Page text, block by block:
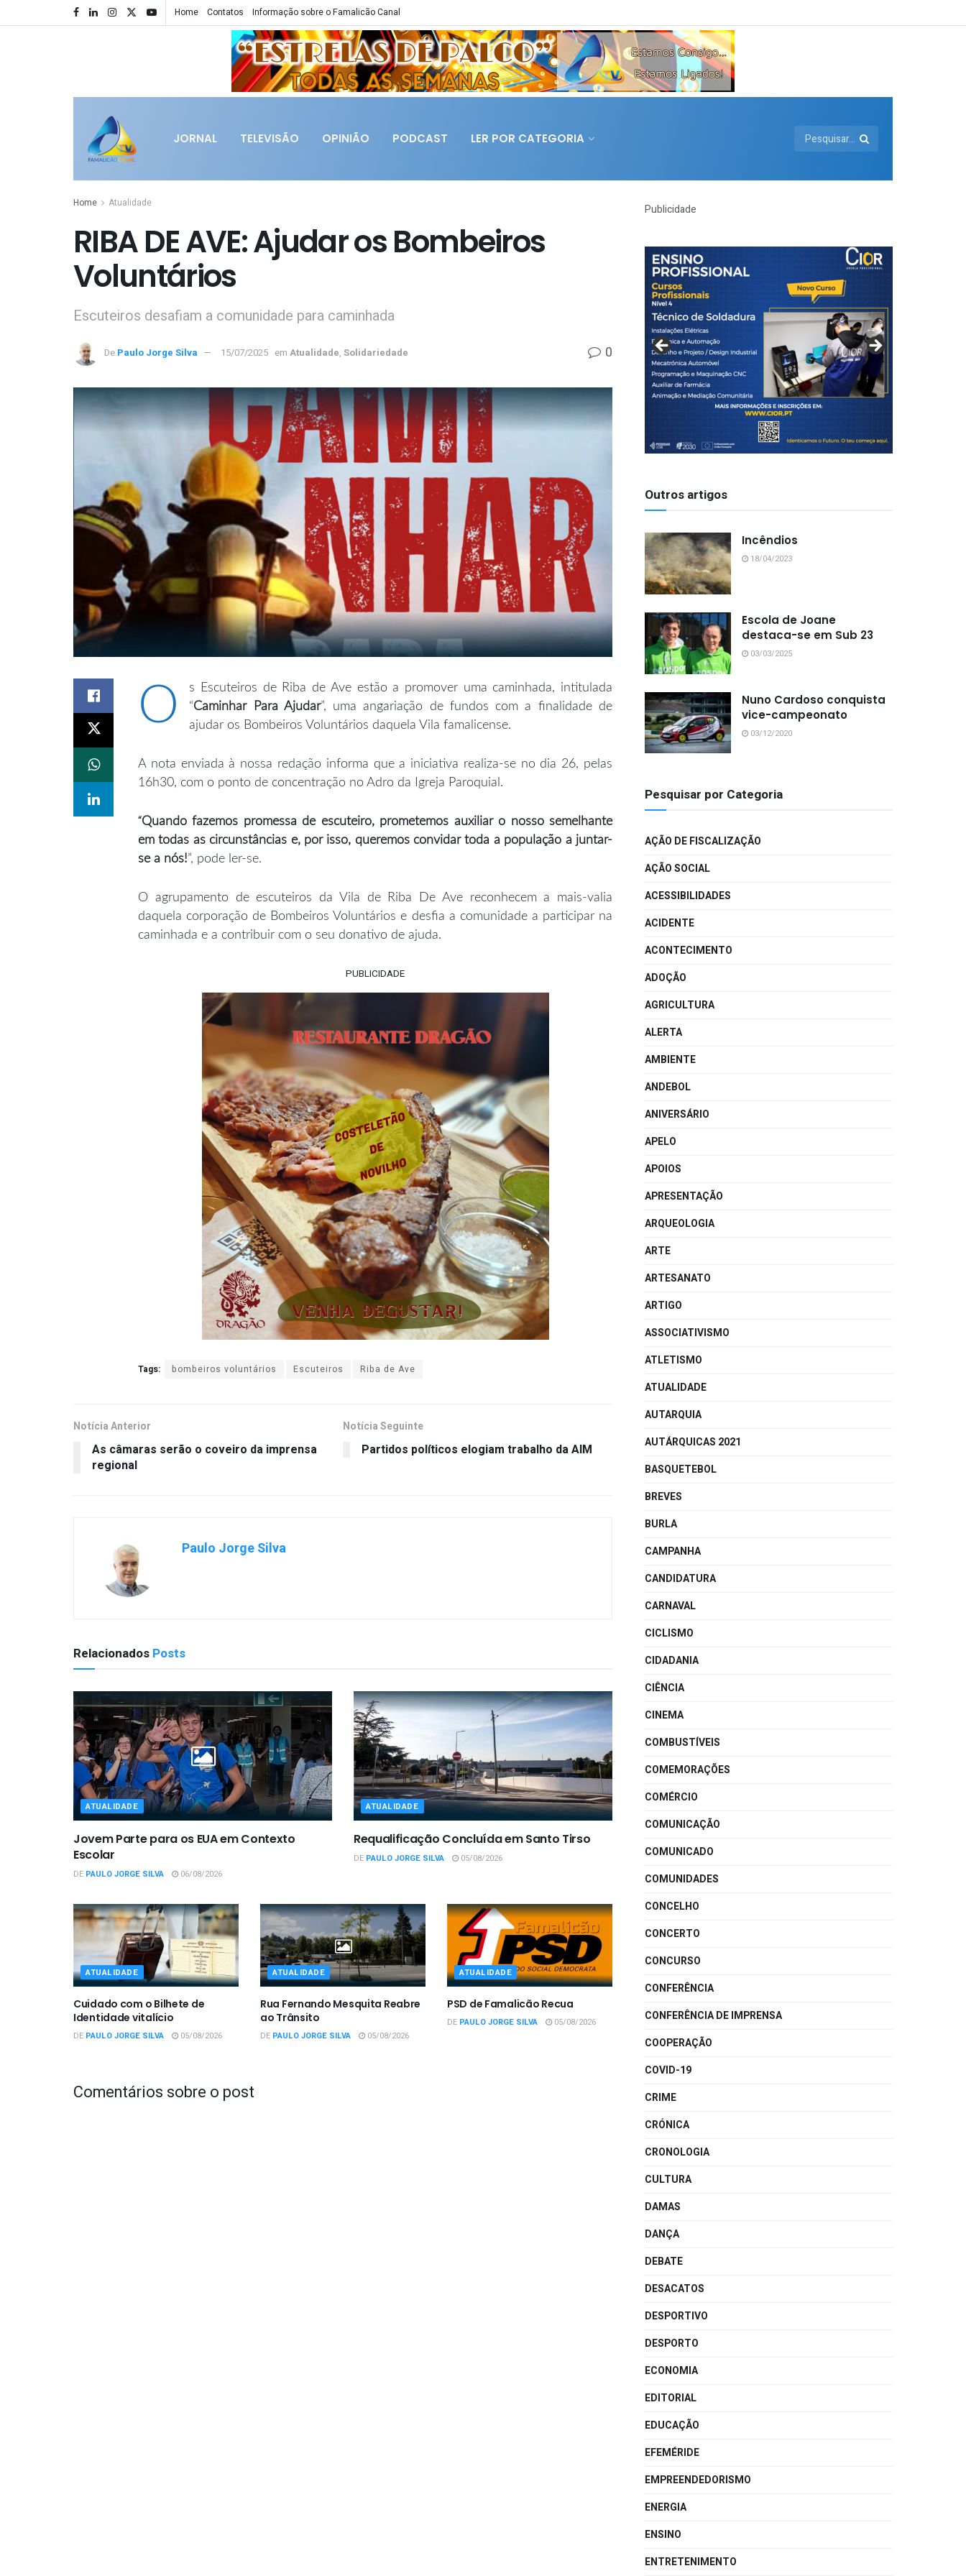
Home Contatos Informação sobre o Famalicão Canal
JORNAL TELEVISÃO OPINIÃO PODCAST LER POR CATEGORIA
Home Atualidade
RIBA DE AVE: Ajudar os Bombeiros
Voluntários
Escuteiros desafiam a comunidade para caminhada
De Paulo Jorge Silva 15/07/2025 em Atualidade, Solidariedade 0
O
s Escuteiros de Riba de Ave estão a promover uma caminhada, intitulada
“Caminhar Para Ajudar”, uma angariação de fundos com a finalidade de
ajudar os Bombeiros Voluntários daquela Vila famalicense.
A nota enviada à nossa redação informa que a iniciativa realiza-se no dia 26, pelas
16h30, com o ponto de concentração no Adro da Igreja Paroquial.
“Quando fazemos promessa de escuteiro, prometemos auxiliar o nosso semelhante
em todas as circunstâncias e, por isso, queremos convidar toda a população a juntar-
se a nós!”, pode ler-se.
O agrupamento de escuteiros da Vila de Riba De Ave reconhecem a mais-valia
daquela corporação de Bombeiros Voluntários e desfia a comunidade a participar na
caminhada e a contribuir com o seu donativo de ajuda.
PUBLICIDADE
Tags: bombeiros voluntários Escuteiros Riba de Ave
Notícia Anterior
As câmaras serão o coveiro da imprensa
regional
Notícia Seguinte
Partidos políticos elogiam trabalho da AIM
Paulo Jorge Silva
Relacionados Posts
ATUALIDADE
Jovem Parte para os EUA em Contexto
Escolar
DE PAULO JORGE SILVA 06/08/2026
ATUALIDADE
Requalificação Concluída em Santo Tirso
DE PAULO JORGE SILVA 05/08/2026
ATUALIDADE
Cuidado com o Bilhete de
Identidade vitalício
DE PAULO JORGE SILVA 05/08/2026
ATUALIDADE
Rua Fernando Mesquita Reabre
ao Trânsito
DE PAULO JORGE SILVA 05/08/2026
ATUALIDADE
PSD de Famalicão Recua
DE PAULO JORGE SILVA 05/08/2026
Comentários sobre o post
Publicidade
Outros artigos
Incêndios
18/04/2023
Escola de Joane
destaca-se em Sub 23
03/03/2025
Nuno Cardoso conquista
vice-campeonato
03/12/2020
Pesquisar por Categoria
AÇÃO DE FISCALIZAÇÃO
AÇÃO SOCIAL
ACESSIBILIDADES
ACIDENTE
ACONTECIMENTO
ADOÇÃO
AGRICULTURA
ALERTA
AMBIENTE
ANDEBOL
ANIVERSÁRIO
APELO
APOIOS
APRESENTAÇÃO
ARQUEOLOGIA
ARTE
ARTESANATO
ARTIGO
ASSOCIATIVISMO
ATLETISMO
ATUALIDADE
AUTARQUIA
AUTÁRQUICAS 2021
BASQUETEBOL
BREVES
BURLA
CAMPANHA
CANDIDATURA
CARNAVAL
CICLISMO
CIDADANIA
CIÊNCIA
CINEMA
COMBUSTÍVEIS
COMEMORAÇÕES
COMÉRCIO
COMUNICAÇÃO
COMUNICADO
COMUNIDADES
CONCELHO
CONCERTO
CONCURSO
CONFERÊNCIA
CONFERÊNCIA DE IMPRENSA
COOPERAÇÃO
COVID-19
CRIME
CRÓNICA
CRONOLOGIA
CULTURA
DAMAS
DANÇA
DEBATE
DESACATOS
DESPORTIVO
DESPORTO
ECONOMIA
EDITORIAL
EDUCAÇÃO
EFEMÉRIDE
EMPREENDEDORISMO
ENERGIA
ENSINO
ENTRETENIMENTO